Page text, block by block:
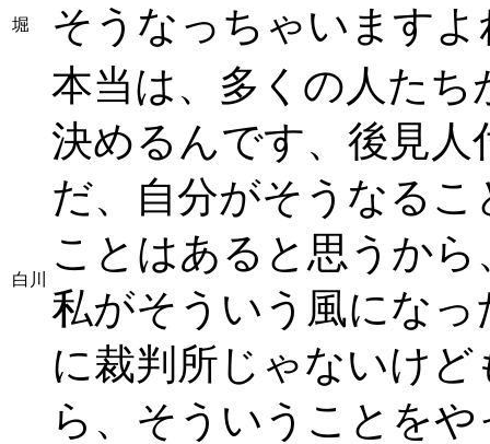
堀 そうなっちゃいますよ
白川
本当は、多くの人た
決めるんです、後見
だ、自分がそうなる
ことはあると思うか
私がそういう風にな
に裁判所じゃないけ
ら、そういうことを